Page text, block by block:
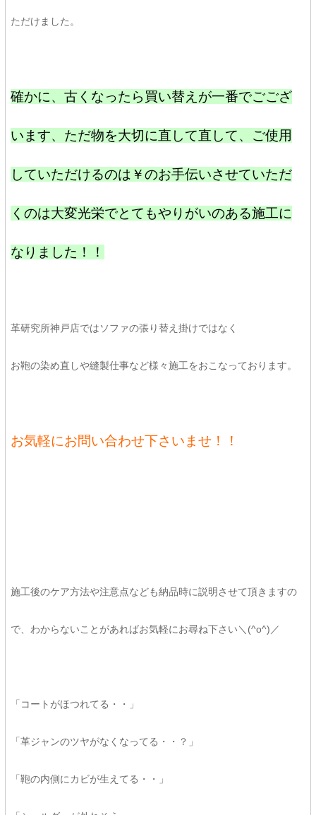
ただけました。
確かに、古くなったら買い替えが一番でごござ
います、ただ物を大切に直して直して、ご使用
していただけるのは￥のお手伝いさせていただ
くのは大変光栄でとてもやりがいのある施工に
なりました！！
革研究所神戸店ではソファの張り替え掛けではなく
お鞄の染め直しや縫製仕事など様々施工をおこなっております。
お気軽にお問い合わせ下さいませ！！
施工後のケア方法や注意点なども納品時に説明させて頂きますの
で、わからないことがあればお気軽にお尋ね下さい＼(^o^)／
「コートがほつれてる・・」
「革ジャンのツヤがなくなってる・・？」
「鞄の内側にカビが生えてる・・」